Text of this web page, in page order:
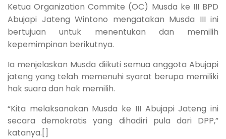
Ketua Organization Commite (OC) Musda ke III BPD
Abujapi Jateng Wintono mengatakan Musda III ini
bertujuan untuk menentukan dan memilih
kepemimpinan berikutnya.
Ia menjelaskan Musda diikuti semua anggota Abujapi
jateng yang telah memenuhi syarat berupa memiliki
hak suara dan hak memilih.
“Kita melaksanakan Musda ke III Abujapi Jateng ini
secara demokratis yang dihadiri pula dari DPP,”
katanya.[]